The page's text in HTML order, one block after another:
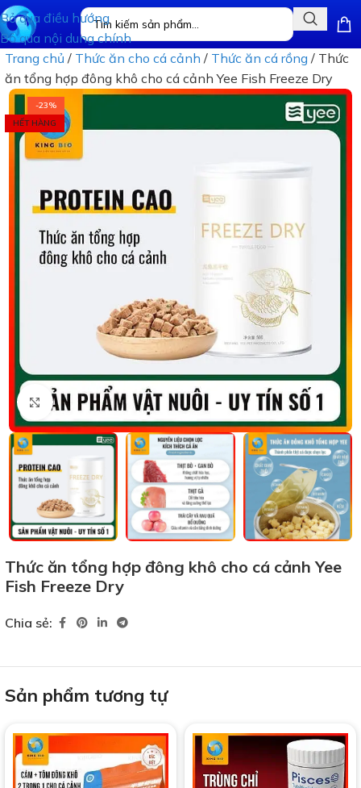
Bỏ qua điều hướng
Bỏ qua nội dung chính
Trang chủ / Thức ăn cho cá cảnh / Thức ăn cá rồng / Thức
ăn tổng hợp đông khô cho cá cảnh Yee Fish Freeze Dry
-23%
HẾT HÀNG
Xem ảnh lớn
Thức ăn tổng hợp đông khô cho cá cảnh Yee
Fish Freeze Dry
Chia sẻ:
Sản phẩm tương tự